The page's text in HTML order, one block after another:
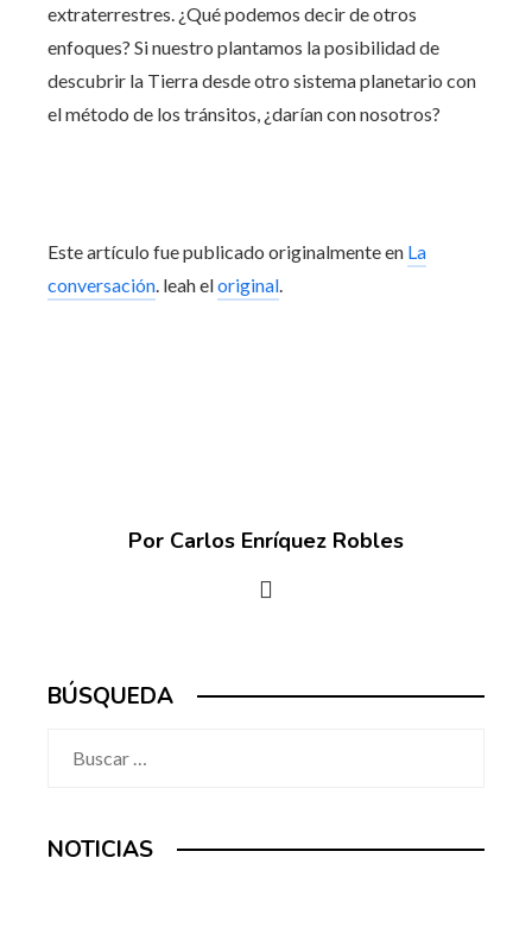
extraterrestres. ¿Qué podemos decir de otros
enfoques? Si nuestro plantamos la posibilidad de
descubrir la Tierra desde otro sistema planetario con
el método de los tránsitos, ¿darían con nosotros?
Este artículo fue publicado originalmente en La
conversación. leah eloriginal.
Por Carlos Enríquez Robles
BÚSQUEDA
NOTICIAS